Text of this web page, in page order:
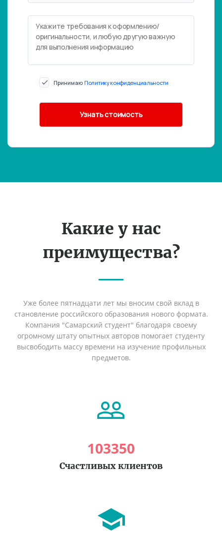
Принимаю Политику конфиденциальности
Какие у нас
преимущества?
Уже более пятнадцати лет мы вносим свой вклад в
становление российского образования нового формата.
Компания "Самарский студент" благодаря своему
огромному штату опытных авторов помогает студенту
высвободить массу времени на изучение профильных
предметов.
103350
Счастливых клиентов